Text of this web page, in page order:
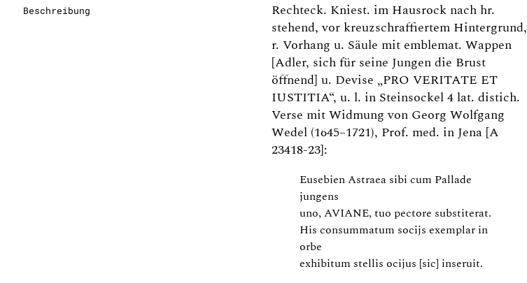
Beschreibung
Rechteck. Kniest. im Hausrock nach hr.
stehend, vor kreuzschraffiertem Hintergrund,
r. Vorhang u. Säule mit emblemat. Wappen
[Adler, sich für seine Jungen die Brust
öffnend] u. Devise „PRO VERITATE ET
IUSTITIA“, u. l. in Steinsockel 4 lat. distich.
Verse mit Widmung von Georg Wolfgang
Wedel (1645–1721), Prof. med. in Jena [A
23418-23]:
Eusebien Astraea sibi cum Pallade
jungens
uno, AVIANE, tuo pectore substiterat.
His consummatum socijs exemplar in
orbe
exhibitum stellis ocijus [sic] inseruit.